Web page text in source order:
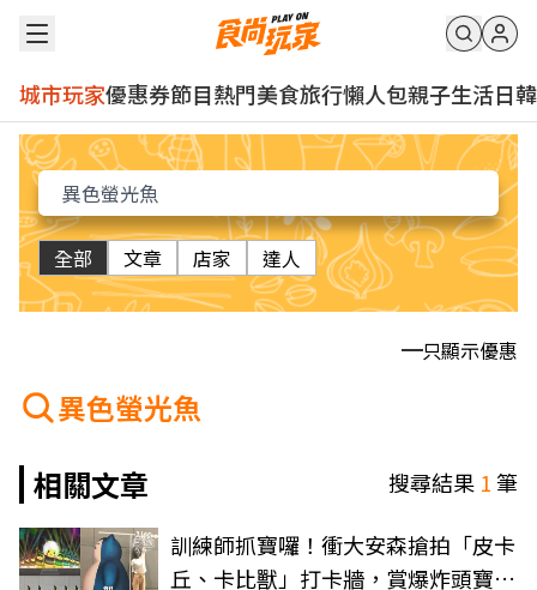
城市玩家優惠券節目熱門美食旅行懶人包親子生活日韓
全部 文章 店家 達人
只顯示優惠
異色螢光魚
相關文章
搜尋結果 1筆
訓練師抓寶囉！衝大安森搶拍「皮卡
丘、卡比獸」打卡牆，賞爆炸頭寶可